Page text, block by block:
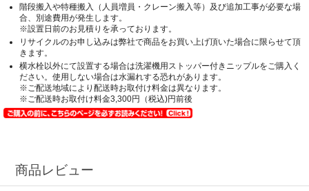
階段搬入や特種搬入（人員増員・クレーン搬入等）及び追加工事が必要な場
合、別途費用が発生します。
※設置日前のお見積りを承っております。
リサイクルのお申し込みは弊社で商品をお買い上げ頂いた場合に限らせて頂
きます。
横水栓以外にて設置する場合は洗濯機用ストッパー付きニップルをご購入く
ださい。使用しない場合は水漏れする恐れがあります。
※ご配送地域により配送時お取付け料金は異なります。
※ご配送時お取付け料金3,300円（税込)円前後
商品レビュー